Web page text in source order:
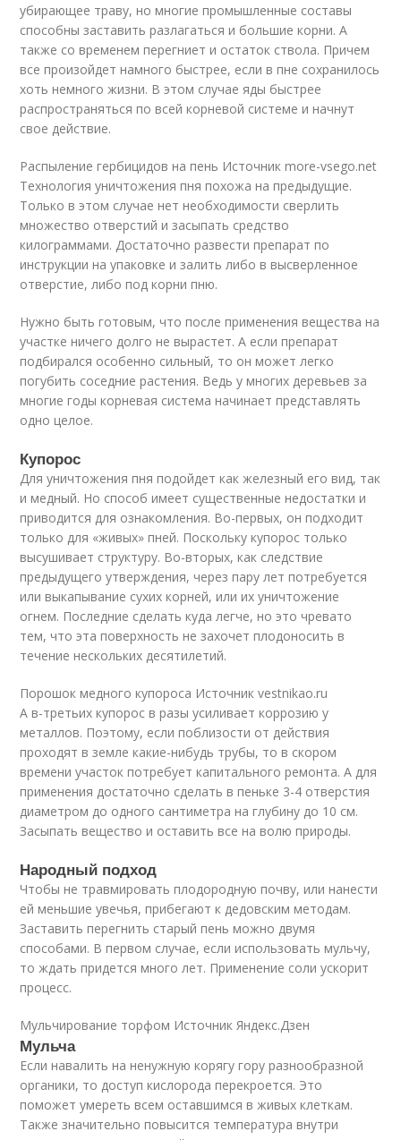
убирающее траву, но многие промышленные составы
способны заставить разлагаться и большие корни. А
также со временем перегниет и остаток ствола. Причем
все произойдет намного быстрее, если в пне сохранилось
хоть немного жизни. В этом случае яды быстрее
распространяться по всей корневой системе и начнут
свое действие.
Распыление гербицидов на пень Источник more-vsego.net
Технология уничтожения пня похожа на предыдущие.
Только в этом случае нет необходимости сверлить
множество отверстий и засыпать средство
килограммами. Достаточно развести препарат по
инструкции на упаковке и залить либо в высверленное
отверстие, либо под корни пню.
Нужно быть готовым, что после применения вещества на
участке ничего долго не вырастет. А если препарат
подбирался особенно сильный, то он может легко
погубить соседние растения. Ведь у многих деревьев за
многие годы корневая система начинает представлять
одно целое.
Купорос
Для уничтожения пня подойдет как железный его вид, так
и медный. Но способ имеет существенные недостатки и
приводится для ознакомления. Во-первых, он подходит
только для «живых» пней. Поскольку купорос только
высушивает структуру. Во-вторых, как следствие
предыдущего утверждения, через пару лет потребуется
или выкапывание сухих корней, или их уничтожение
огнем. Последние сделать куда легче, но это чревато
тем, что эта поверхность не захочет плодоносить в
течение нескольких десятилетий.
Порошок медного купороса Источник vestnikao.ru
А в-третьих купорос в разы усиливает коррозию у
металлов. Поэтому, если поблизости от действия
проходят в земле какие-нибудь трубы, то в скором
времени участок потребует капитального ремонта. А для
применения достаточно сделать в пеньке 3-4 отверстия
диаметром до одного сантиметра на глубину до 10 см.
Засыпать вещество и оставить все на волю природы.
Народный подход
Чтобы не травмировать плодородную почву, или нанести
ей меньшие увечья, прибегают к дедовским методам.
Заставить перегнить старый пень можно двумя
способами. В первом случае, если использовать мульчу,
то ждать придется много лет. Применение соли ускорит
процесс.
Мульчирование торфом Источник Яндекс.Дзен
Мульча
Если навалить на ненужную корягу гору разнообразной
органики, то доступ кислорода перекроется. Это
поможет умереть всем оставшимся в живых клеткам.
Также значительно повысится температура внутри